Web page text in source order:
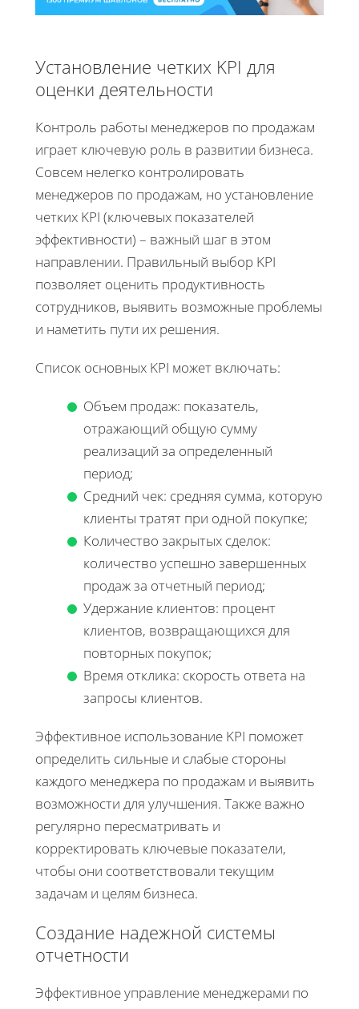
Установление четких KPI для
оценки деятельности
Контроль работы менеджеров по продажам
играет ключевую роль в развитии бизнеса.
Совсем нелегко контролировать
менеджеров по продажам, но установление
четких KPI (ключевых показателей
эффективности) – важный шаг в этом
направлении. Правильный выбор KPI
позволяет оценить продуктивность
сотрудников, выявить возможные проблемы
и наметить пути их решения.
Список основных KPI может включать:
Объем продаж: показатель,
отражающий общую сумму
реализаций за определенный
период;
Средний чек: средняя сумма, которую
клиенты тратят при одной покупке;
Количество закрытых сделок:
количество успешно завершенных
продаж за отчетный период;
Удержание клиентов: процент
клиентов, возвращающихся для
повторных покупок;
Время отклика: скорость ответа на
запросы клиентов.
Эффективное использование KPI поможет
определить сильные и слабые стороны
каждого менеджера по продажам и выявить
возможности для улучшения. Также важно
регулярно пересматривать и
корректировать ключевые показатели,
чтобы они соответствовали текущим
задачам и целям бизнеса.
Создание надежной системы
отчетности
Эффективное управление менеджерами по